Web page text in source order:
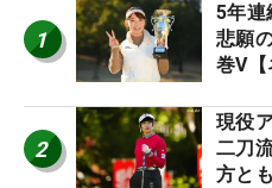
1
5年連
悲願
巻V【
2
現役
二刀
方と